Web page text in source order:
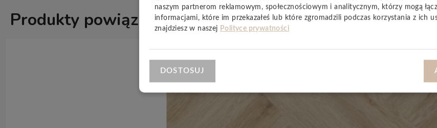
Produkty powiązane ZOBACZ WSZYSTKIE
naszym partnerom reklamowym, społecznościowym i analitycznym, którzy mogą
informacjami, które im przekazałeś lub które zgromadzili podczas korzystania z ich
znajdziesz w naszej Polityce prywatności
DOSTOSUJ